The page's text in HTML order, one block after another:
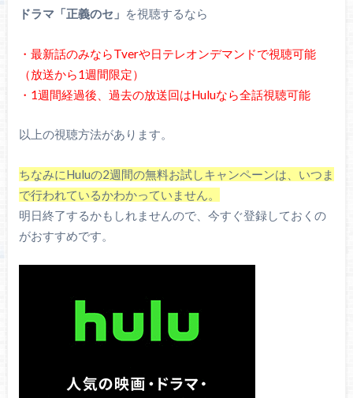
ドラマ「正義のセ」 を視聴するなら
・最新話のみならTverや日テレオンデマンドで視聴可能
（放送から1週間限定）
・1週間経過後、過去の放送回はHuluなら全話視聴可能
以上の視聴方法があります。
ちなみにHuluの2週間の無料お試しキャンペーンは、いつま
で行われているかわかっていません。
明日終了するかもしれませんので、今すぐ登録しておくの
がおすすめです。